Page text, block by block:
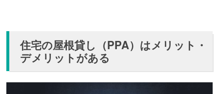
住宅の屋根貸し（PPA）はメリット・
デメリットがある